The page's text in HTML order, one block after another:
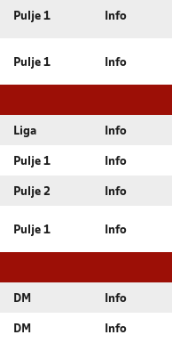
Pulje 1 Info
Pulje 1 Info
Liga Info
Pulje 1 Info
Pulje 2 Info
Pulje 1 Info
DM Info
DM Info